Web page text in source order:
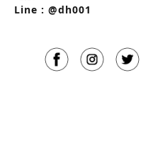
Line : @dh001